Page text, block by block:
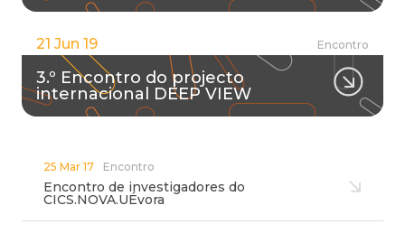
21 Jun 19 Encontro
3.º Encontro do projecto
internacional DEEP VIEW
25 Mar 17 Encontro
Encontro de investigadores do
CICS.NOVA.UÉvora